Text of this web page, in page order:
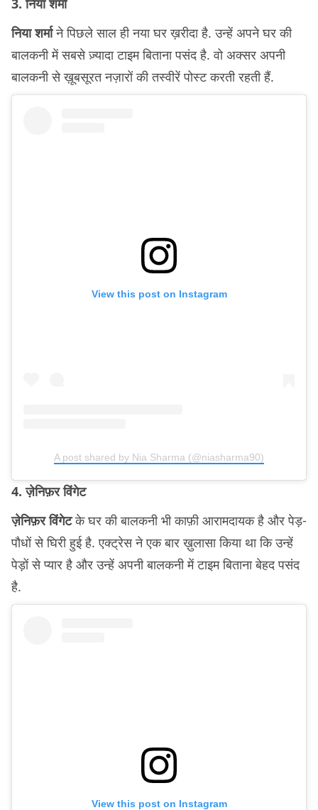
निया शर्माने पिछले साल ही नया घर ख़रीदा है. उन्हें अपने घर की
बालकनी में सबसे ज़्यादा टाइम बिताना पसंद है. वो अक्सर अपनी
बालकनी से ख़ूबसूरत नज़ारों की तस्वीरें पोस्ट करती रहती हैं.
View this post on Instagram
A post shared by Nia Sharma (@niasharma90)
4. ज़ेनिफ़र विंगेट
ज़ेनिफ़र विंगेटके घर की बालकनी भी काफ़ी आरामदायक है और पेड़-
पौधों से घिरी हुई है. एक्ट्रेस ने एक बार ख़ुलासा किया था कि उन्हें
पेड़ों से प्यार है और उन्हें अपनी बालकनी में टाइम बिताना बेहद पसंद
है.
View this post on Instagram